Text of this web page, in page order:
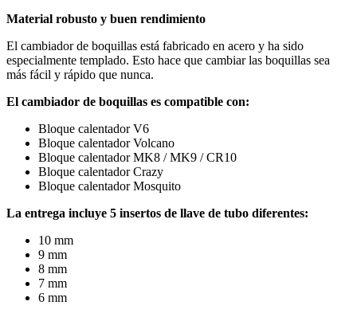
Material robusto y buen rendimiento
El cambiador de boquillas está fabricado en acero y ha sido
especialmente templado. Esto hace que cambiar las boquillas sea
más fácil y rápido que nunca.
El cambiador de boquillas es compatible con:
Bloque calentador V6
Bloque calentador Volcano
Bloque calentador MK8 / MK9 / CR10
Bloque calentador Crazy
Bloque calentador Mosquito
La entrega incluye 5 insertos de llave de tubo diferentes:
10 mm
9 mm
8 mm
7 mm
6 mm